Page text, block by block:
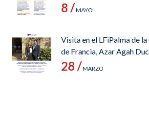
8 /MAYO
Visita en el LFiPalma de
de Francia, Azar Agah
28 /MARZO